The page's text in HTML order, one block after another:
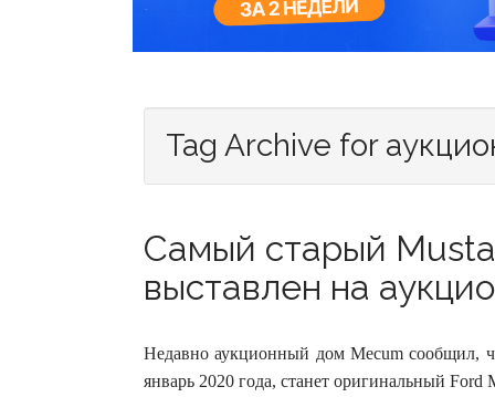
Tag Archive for
Самый старый
выставлен на
Недавно аукционный дом Mecum сообщил,
январь 2020 года, станет оригинальный Ford